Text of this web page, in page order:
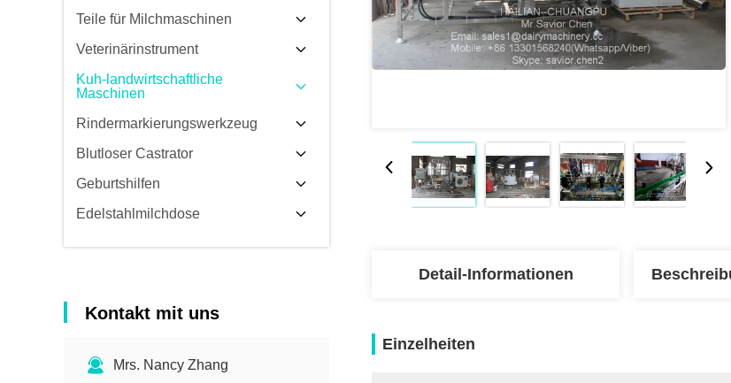
Teile für Milchmaschinen
Veterinärinstrument
Kuh-landwirtschaftliche
Maschinen
Rindermarkierungswerkzeug
Blutloser Castrator
Geburtshilfen
Edelstahlmilchdose
Kontakt mit uns
Mrs. Nancy Zhang
Detail-Informationen
Einzelheiten